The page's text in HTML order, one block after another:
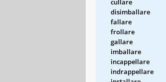
disimballare
fallare
frollare
gallare
imballare
incappellare
indrappellare